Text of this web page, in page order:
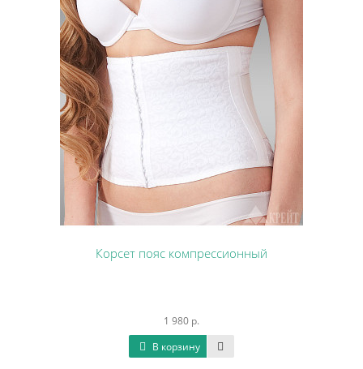
Корсет пояс компрессионный
1 980 р.
В корзину